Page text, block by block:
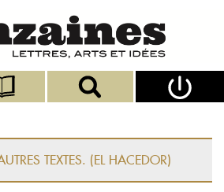
TEXTES. (EL HACEDOR)